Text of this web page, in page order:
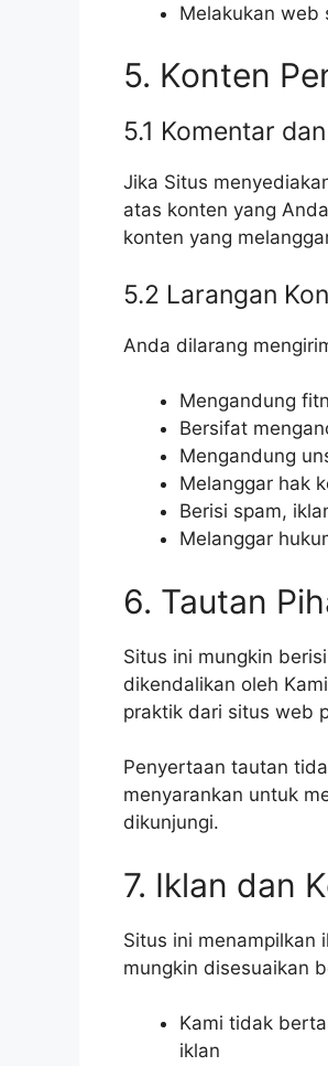
Melakukan web
5. Konten
5.1 Komentar
Jika Situs
atas konten yang
konten yang
5.2 Larangan
Anda dilarang
Mengandung
Bersifat
Mengandung
Melanggar hak
Berisi spam,
Melanggar
6. Tautan
Situs ini mungkin
dikendalikan oleh
praktik dari situs web
Penyertaan tautan
menyarankan untuk
dikunjungi.
7. Iklan dan
Situs ini menampilkan
mungkin disesuaikan
Kami tidak
iklan